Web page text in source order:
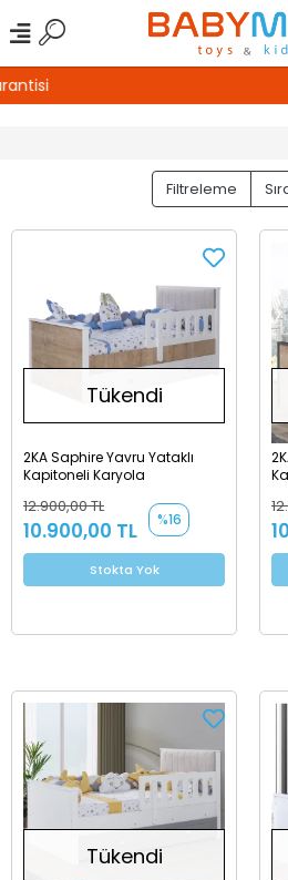
%100 Güvenli
Filtreleme
Tükendi
2KA Saphire Yavru Yataklı
Kapitoneli Karyola
12.900,00 TL
10.900,00 TL %16
Stokta Yok
Tükendi